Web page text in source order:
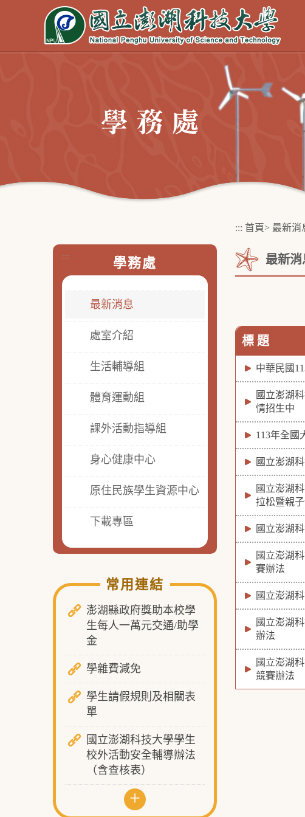
::: 學務處
最新消息
處室介紹
生活輔導組
體育運動組
課外活動指導組
身心健康中心
原住民族學生資源中心
下載專區
常用連結
澎湖縣政府獎助本校學
生每人一萬元交通/助學
金
學雜費減免
學生請假規則及相關表
單
國立澎湖科技大學學生
校外活動安全輔導辦法
（含查核表）
+
::: 首頁> 最新消
最新消
標 題
中華民國
國立澎湖
情招生中
113年全國
國立澎湖
國立澎湖
拉松暨親
國立澎湖
國立澎湖
賽辦法
國立澎湖
國立澎湖
辦法
國立澎湖
競賽辦法